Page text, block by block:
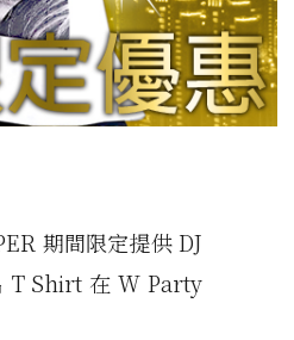
期間限定提供 DJ
T Shirt 在 W Party